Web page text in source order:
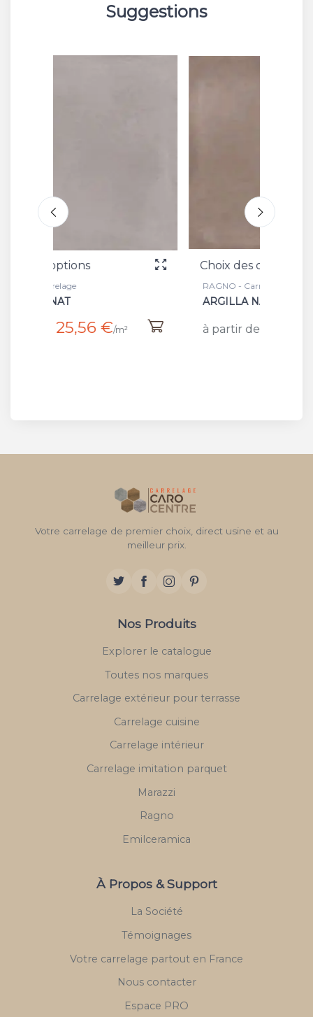
Suggestions
Choix des options
RAGNO - Carrelage
à partir de 24,99 € /m²
Votre carrelage de premier choix, direct usine et au
meilleur prix.
Nos Produits
Explorer le catalogue
Toutes nos marques
Carrelage extérieur pour terrasse
Carrelage cuisine
Carrelage intérieur
Carrelage imitation parquet
Marazzi
Ragno
Emilceramica
À Propos & Support
La Société
Témoignages
Votre carrelage partout en France
Nous contacter
Espace PRO